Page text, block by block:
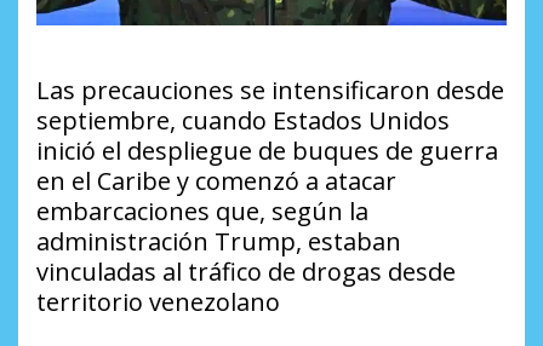
Las precauciones se intensificaron desde
septiembre, cuando Estados Unidos
inició el despliegue de buques de guerra
en el Caribe y comenzó a atacar
embarcaciones que, según la
administración Trump, estaban
vinculadas al tráfico de drogas desde
territorio venezolano